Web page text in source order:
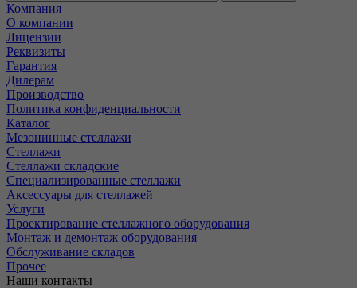
Компания
О компании
Лицензии
Реквизиты
Гарантия
Дилерам
Производство
Политика конфиденциальности
Каталог
Мезонинные стеллажи
Стеллажи
Стеллажи складские
Специализированные стеллажи
Аксессуары для стеллажей
Услуги
Проектирование стеллажного оборудования
Монтаж и демонтаж оборудования
Обслуживание складов
Прочее
Наши контакты